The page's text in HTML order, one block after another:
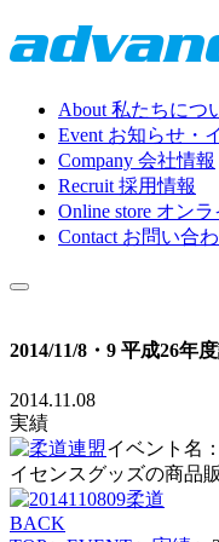
About 私たちにつ
Event お知らせ・
Company 会社情報
Recruit 採用情報
Online store オンラ
Contact お問い合
2014/11/8・9 平成26年
2014.11.08
実績
イベント名
イセンスグッズの商品
BACK